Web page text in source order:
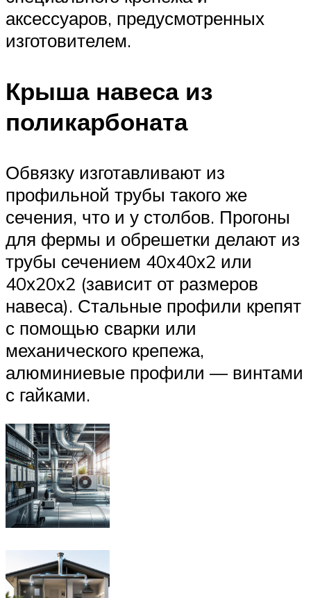
аксессуаров, предусмотренных
изготовителем.
Крыша навеса из
поликарбоната
Обвязку изготавливают из
профильной трубы такого же
сечения, что и у столбов. Прогоны
для фермы и обрешетки делают из
трубы сечением 40х40х2 или
40х20х2 (зависит от размеров
навеса). Стальные профили крепят
с помощью сварки или
механического крепежа,
алюминиевые профили — винтами
с гайками.